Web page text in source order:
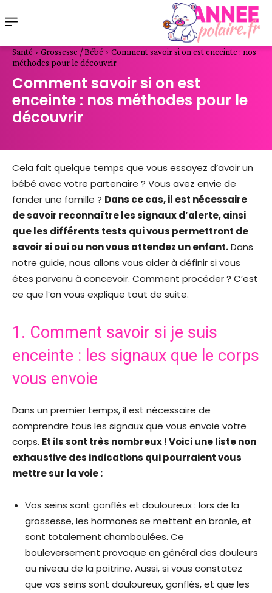
Santé Grossesse / Bébé
Comment savoir si on est enceinte : nos
méthodes pour le découvrir
Comment savoir si on est
enceinte : nos méthodes pour le
découvrir
Cela fait quelque temps que vous essayez d’avoir un
bébé avec votre partenaire ? Vous avez envie de
fonder une famille ? Dans ce cas, il est nécessaire
de savoir reconnaître les signaux d’alerte, ainsi
que les différents tests qui vous permettront de
savoir si oui ou non vous attendez un enfant.Dans
notre guide, nous allons vous aider à définir si vous
êtes parvenu à concevoir. Comment procéder ? C’est
ce que l’on vous explique tout de suite.
1. Comment savoir si je suis
enceinte : les signaux que le corps
vous envoie
Dans un premier temps, il est nécessaire de
comprendre tous les signaux que vous envoie votre
corps. Et ils sont très nombreux ! Voici une liste non
exhaustive des indications qui pourraient vous
mettre sur la voie :
Vos seins sont gonflés et douloureux : lors de la
grossesse, les hormones se mettent en branle, et
sont totalement chamboulées. Ce
bouleversement provoque en général des douleurs
au niveau de la poitrine. Aussi, si vous constatez
que vos seins sont douloureux, gonflés, et que les